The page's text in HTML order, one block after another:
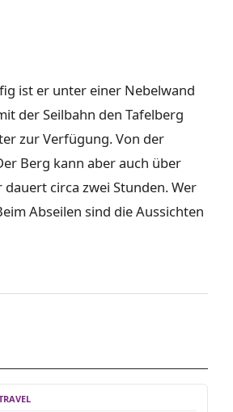
ist er unter einer Nebelwand
der Seilbahn den Tafelberg
zur Verfügung. Von der
Berg kann aber auch über
circa zwei Stunden. Wer
Abseilen sind die Aussichten